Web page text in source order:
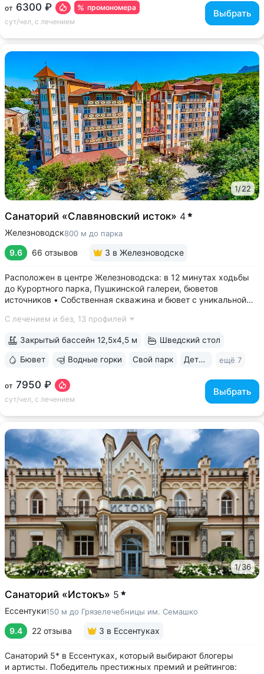
промономера
от 6300 ₽
сут/чел, с лечением
Выбрать
1/22
Санаторий «Славяновский исток» 4
Железноводск800 м до парка
9.6 66 отзывов 3 в Железноводске
Расположен в центре Железноводска: в 12 минутах ходьбы
до Курортного парка, Пушкинской галереи, бюветов
источников • Собственная скважина и бювет с уникальной
только здесь. Источник № 61 ессентукского типа показан для
С лечением и без, 13 профилей
от 7950 ₽
сут/чел, с лечением
Выбрать
Закрытый бассейн 12,5х4,5 м Шведский стол
Бювет Водные горки Свой парк Дети с 0 лет ещё 7
1/36
Санаторий «Истокъ» 5
Ессентуки150 м до Грязелечебницы им. Семашко
9.4 22 отзыва 3 в Ессентуках
Санаторий 5* в Ессентуках, который выбирают блогеры
и артисты. Победитель престижных премий и рейтингов: